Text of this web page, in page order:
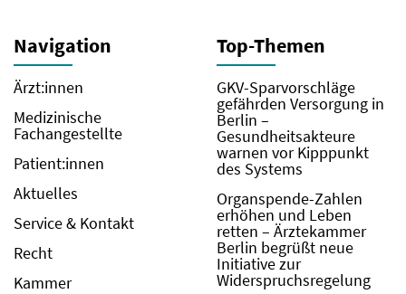
Navigation
Ärzt:innen
Medizinische
Fachangestellte
Patient:innen
Aktuelles
Service & Kontakt
Recht
Kammer
Top-Themen
GKV-Sparvorschläge
gefährden Versorgung in
Berlin –
Gesundheitsakteure
warnen vor Kipppunkt
des Systems
Organspende-Zahlen
erhöhen und Leben
retten – Ärztekammer
Berlin begrüßt neue
Initiative zur
Widerspruchsregelung